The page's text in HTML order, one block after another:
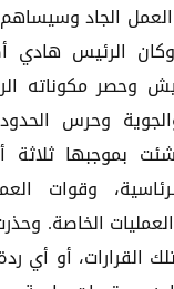
الجاد وسيساهم
الرئيس هادي
وحصر مكوناته
وحرس
بموجبها
وقوات
الخاصة.
القرارات، أو